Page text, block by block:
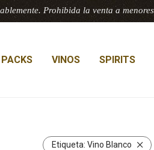
Prohibida la venta a
PACKS VINOS SPIRITS
Etiqueta: Vino Blanco